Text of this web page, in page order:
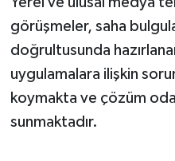
görüşmeler, saha
doğrultusunda
uygulamalara ilişkin
koymakta ve çözüm
sunmaktadır.